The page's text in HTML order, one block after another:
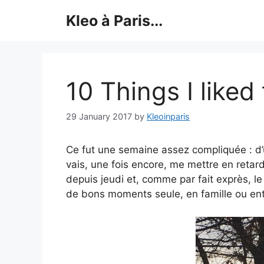
Kleo à Paris...
10 Things I
29 January 2017 by Kleoinparis
Ce fut une semaine assez compliquée :
vais, une fois encore, me mettre en
depuis jeudi et, comme par fait exprès, le
de bons moments seule, en famille ou